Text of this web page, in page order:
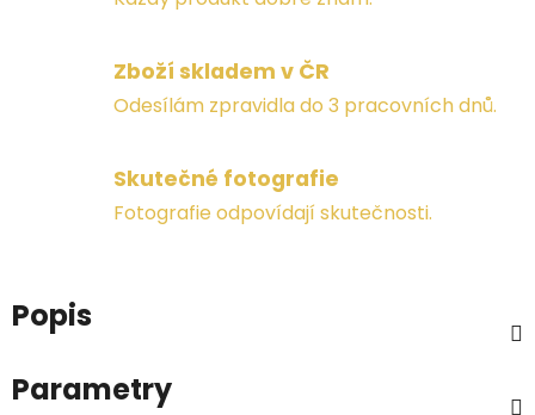
Zboží skladem v ČR
Odesílám zpravidla do 3 pracovních dnů.
Skutečné fotografie
Fotografie odpovídají skutečnosti.
Popis
Parametry